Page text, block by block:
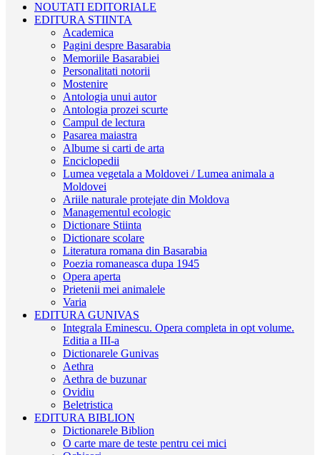
NOUTATI EDITORIALE
EDITURA STIINTA
Academica
Pagini despre Basarabia
Memoriile Basarabiei
Personalitati notorii
Mostenire
Antologia unui autor
Antologia prozei scurte
Campul de lectura
Pasarea maiastra
Albume si carti de arta
Enciclopedii
Lumea vegetala a Moldovei / Lumea animala a
Moldovei
Ariile naturale protejate din Moldova
Managementul ecologic
Dictionare Stiinta
Dictionare scolare
Literatura romana din Basarabia
Poezia romaneasca dupa 1945
Opera aperta
Prietenii mei animalele
Varia
EDITURA GUNIVAS
Integrala Eminescu. Opera completa in opt volume.
Editia a III-a
Dictionarele Gunivas
Aethra
Aethra de buzunar
Ovidiu
Beletristica
EDITURA BIBLION
Dictionarele Biblion
O carte mare de teste pentru cei mici